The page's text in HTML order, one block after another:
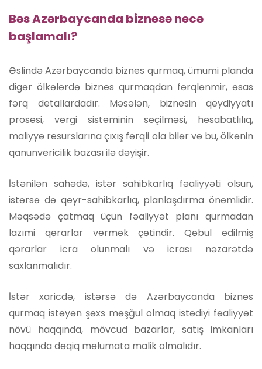
Bəs Azərbaycanda biznesə necə
başlamalı?
Əslində Azərbaycanda biznes qurmaq, ümumi planda
digər ölkələrdə biznes qurmaqdan fərqlənmir, əsas
fərq detallardadır. Məsələn, biznesin qeydiyyatı
prosesi, vergi sisteminin seçilməsi, hesabatlılıq,
maliyyə resurslarına çıxış fərqli ola bilər və bu, ölkənin
qanunvericilik bazası ilə dəyişir.
İstənilən sahədə, istər sahibkarlıq fəaliyyəti olsun,
istərsə də qeyr-sahibkarlıq, planlaşdırma önəmlidir.
Məqsədə çatmaq üçün fəaliyyət planı qurmadan
lazımi qərarlar vermək çətindir. Qəbul edilmiş
qərarlar icra olunmalı və icrası nəzarətdə
saxlanmalıdır.
İstər xaricdə, istərsə də Azərbaycanda biznes
qurmaq istəyən şəxs məşğul olmaq istədiyi fəaliyyət
növü haqqında, mövcud bazarlar, satış imkanları
haqqında dəqiq məlumata malik olmalıdır.